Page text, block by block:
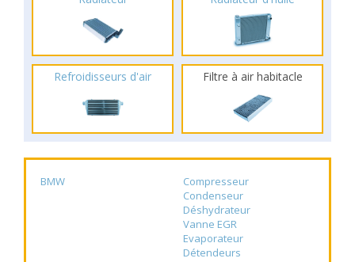
Refroidisseurs d'air Filtre à air habitacle
BMW
Compresseur
Condenseur
Déshydrateur
Vanne EGR
Evaporateur
Détendeurs